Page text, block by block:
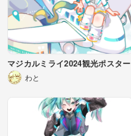
マジカルミライ2024観光ポスター
わと